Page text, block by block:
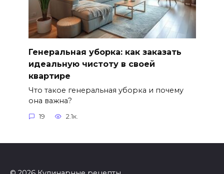
Генеральная уборка: как заказать
идеальную чистоту в своей
квартире
Что такое генеральная уборка и почему
она важна?
19 2.1к.